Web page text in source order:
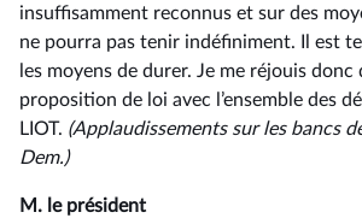
insuffisamment reconnus et sur des
ne pourra pas tenir indéfiniment. Il est
les moyens de durer. Je me réjouis
proposition de loi avec l’ensemble des
LIOT. (Applaudissements sur les bancs
Dem.)
M. le président